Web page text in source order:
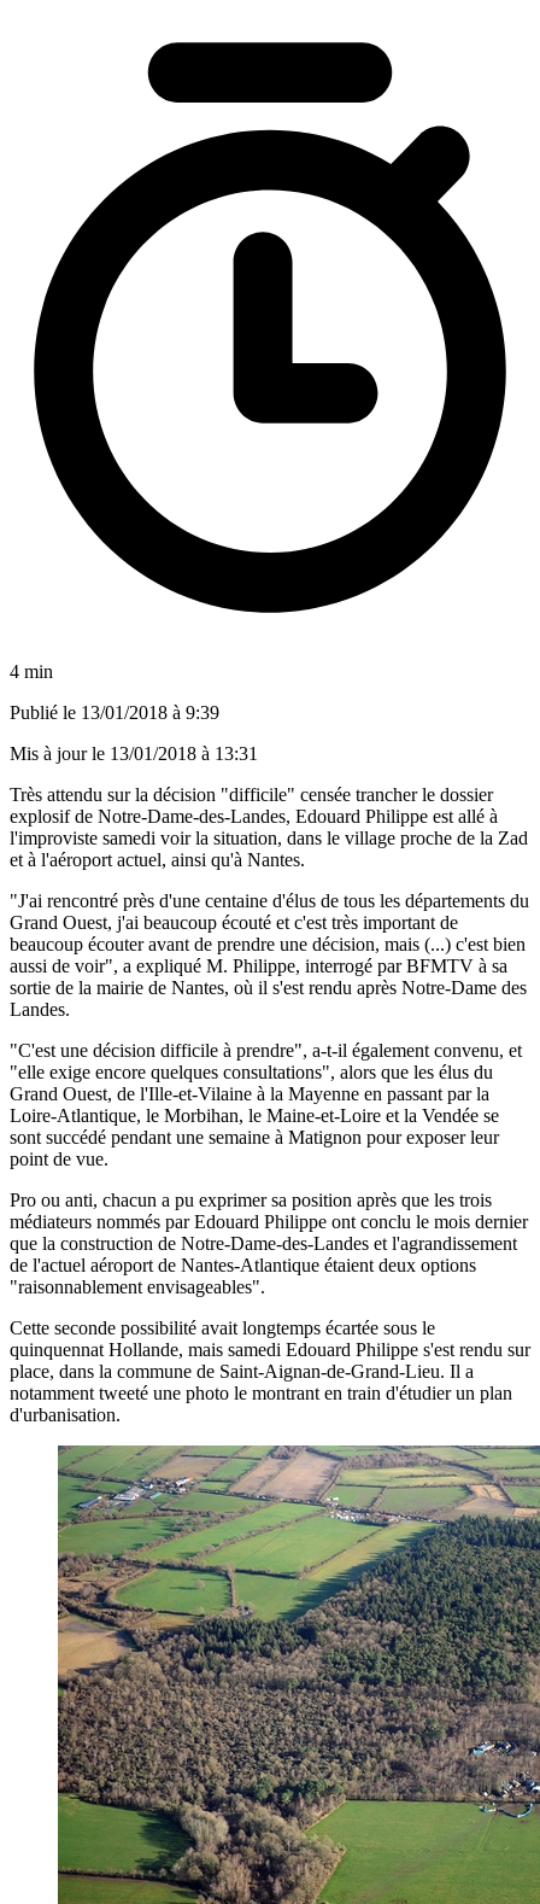
4 min
Publié le 13/01/2018 à 9:39
Mis à jour le 13/01/2018 à 13:31
Très attendu sur la décision "difficile" censée trancher le dossier
explosif de Notre-Dame-des-Landes, Edouard Philippe est allé à
l'improviste samedi voir la situation, dans le village proche de la Zad
et à l'aéroport actuel, ainsi qu'à Nantes.
"J'ai rencontré près d'une centaine d'élus de tous les départements du
Grand Ouest, j'ai beaucoup écouté et c'est très important de
beaucoup écouter avant de prendre une décision, mais (...) c'est bien
aussi de voir", a expliqué M. Philippe, interrogé par BFMTV à sa
sortie de la mairie de Nantes, où il s'est rendu après Notre-Dame des
Landes.
"C'est une décision difficile à prendre", a-t-il également convenu, et
"elle exige encore quelques consultations", alors que les élus du
Grand Ouest, de l'Ille-et-Vilaine à la Mayenne en passant par la
Loire-Atlantique, le Morbihan, le Maine-et-Loire et la Vendée se
sont succédé pendant une semaine à Matignon pour exposer leur
point de vue.
Pro ou anti, chacun a pu exprimer sa position après que les trois
médiateurs nommés par Edouard Philippe ont conclu le mois dernier
que la construction de Notre-Dame-des-Landes et l'agrandissement
de l'actuel aéroport de Nantes-Atlantique étaient deux options
"raisonnablement envisageables".
Cette seconde possibilité avait longtemps écartée sous le
quinquennat Hollande, mais samedi Edouard Philippe s'est rendu sur
place, dans la commune de Saint-Aignan-de-Grand-Lieu. Il a
notamment tweeté une photo le montrant en train d'étudier un plan
d'urbanisation.